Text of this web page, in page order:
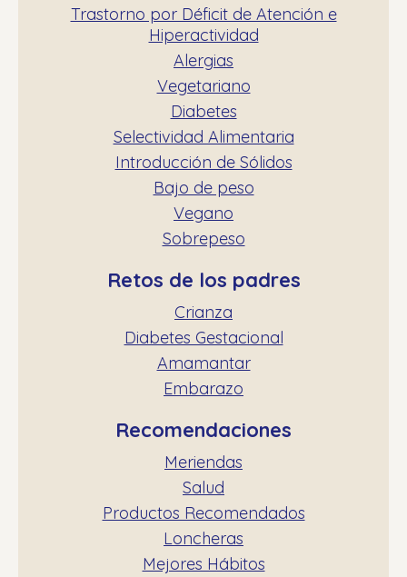
Trastorno por Déficit de Atención e
Hiperactividad
Alergias
Vegetariano
Diabetes
Selectividad Alimentaria
Introducción de Sólidos
Bajo de peso
Vegano
Sobrepeso
Retos de los padres
Crianza
Diabetes Gestacional
Amamantar
Embarazo
Recomendaciones
Meriendas
Salud
Productos Recomendados
Loncheras
Mejores Hábitos